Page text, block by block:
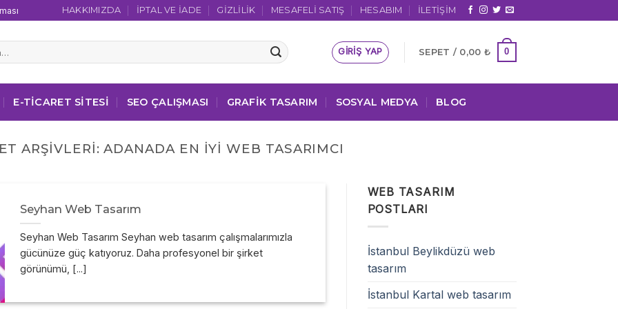
HAKKIMIZDA İPTAL VE İADE GIZLILIK MESAFELI SATIŞ HESABIM İLETIŞIM
GIRIŞ YAP SEPET / 0,00 ₺ 0
E-TICARET SITESI SEO ÇALIŞMASI GRAFIK TASARIM SOSYAL MEDYA BLOG
ARŞIVLERI:ADANADA EN IYI WEB TASARIMCI
Seyhan Web Tasarım
Seyhan Web Tasarım Seyhan web tasarım çalışmalarımızla
gücünüze güç katıyoruz. Daha profesyonel bir şirket
görünümü, [...]
WEB TASARIM
POSTLARI
İstanbul Beylikdüzü web
tasarım
İstanbul Kartal web tasarım